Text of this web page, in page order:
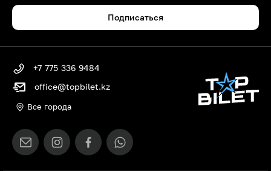
Подписаться
+7 775 336 9484
office@topbilet.kz
Все города